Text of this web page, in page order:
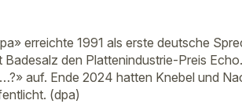
erreichte 1991 als erste deutsche
den Plattenindustrie-Preis
auf. Ende 2024 hatten Knebel und
(dpa)